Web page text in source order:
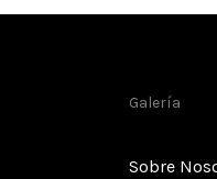
Galería
Sobre